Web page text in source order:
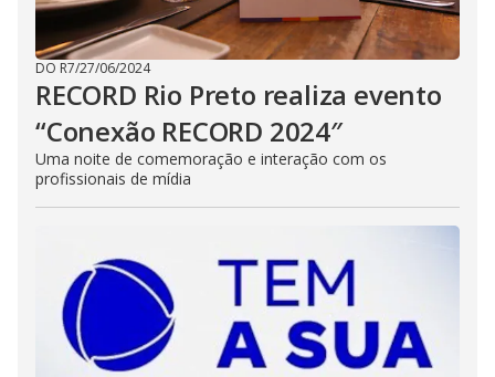
DO R7/27/06/2024
RECORD Rio Preto realiza evento
“Conexão RECORD 2024″
Uma noite de comemoração e interação com os
profissionais de mídia